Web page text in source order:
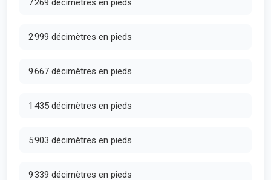
7 269 décimètres en pieds
2 999 décimètres en pieds
9 667 décimètres en pieds
1 435 décimètres en pieds
5 903 décimètres en pieds
9 339 décimètres en pieds